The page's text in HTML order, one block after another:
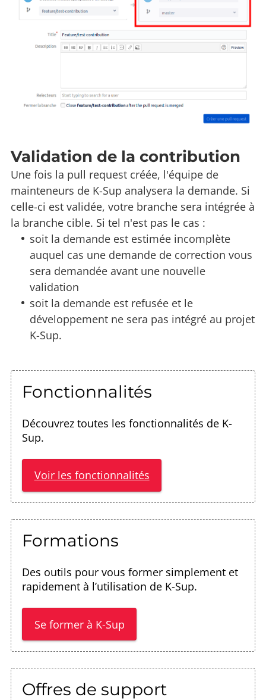
Validation de la contribution
Une fois la pull request créée, l'équipe de
mainteneurs de K-Sup analysera la demande. Si
celle-ci est validée, votre branche sera intégrée à
la branche cible. Si tel n'est pas le cas :
soit la demande est estimée incomplète
auquel cas une demande de correction vous
sera demandée avant une nouvelle
validation
soit la demande est refusée et le
développement ne sera pas intégré au projet
K-Sup.
Fonctionnalités
Découvrez toutes les fonctionnalités de K-
Sup.
Voir les fonctionnalités
Formations
Des outils pour vous former simplement et
rapidement à l’utilisation de K-Sup.
Se former à K-Sup
Offres de support